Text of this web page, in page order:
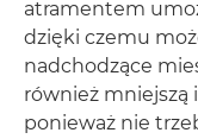
atramentem
dzięki czemu
nadchodzące
również mniejszą
ponieważ nie